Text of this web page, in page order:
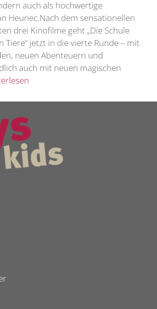
auch als hochwertige
Heunec.Nach dem sensationellen
drei Kinofilme geht „Die Schule
Tiere“ jetzt in die vierte Runde – mit
neuen Abenteuern und
auch mit neuen magischen